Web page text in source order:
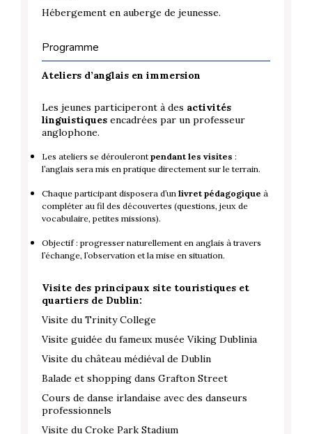
Hébergement en auberge de jeunesse.
Programme
Ateliers d’anglais en immersion
Les jeunes participeront à des activités
linguistiques encadrées par un professeur
anglophone.
Les ateliers se déroulerontpendant les visites :
l’anglais sera mis en pratique directement sur le terrain.
Chaque participant disposera d’un livret pédagogique à
compléter au fil des découvertes (questions, jeux de
vocabulaire, petites missions).
Objectif : progresser naturellement en anglais à travers
l’échange, l’observation et la mise en situation.
Visite des principaux site touristiques et
quartiers de Dublin:
Visite du Trinity College
Visite guidée du fameux musée Viking Dublinia
Visite du château médiéval de Dublin
Balade et shopping dans Grafton Street
Cours de danse irlandaise avec des danseurs
professionnels
Visite du Croke Park Stadium